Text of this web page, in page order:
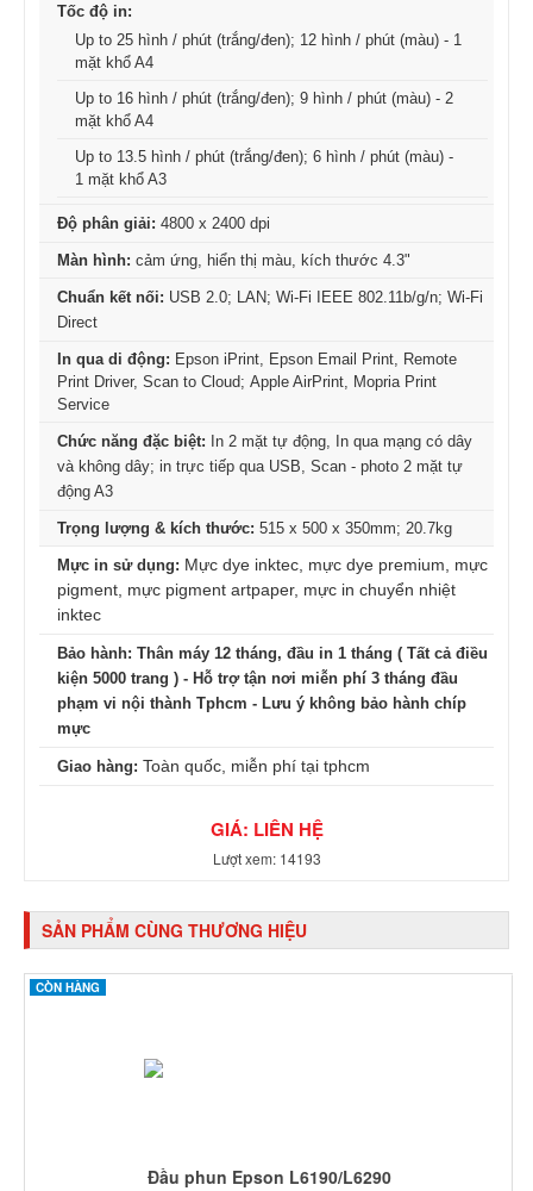
Tốc độ in:
Up to 25 hình / phút (trắng/đen); 12 hình / phút (màu) - 1
mặt khổ A4
Up to 16 hình / phút (trắng/đen); 9 hình / phút (màu) - 2
mặt khổ A4
Up to 13.5 hình / phút (trắng/đen); 6 hình / phút (màu) -
1 mặt khổ A3
Độ phân giải: 4800 x 2400 dpi
Màn hình: cảm ứng, hiển thị màu, kích thước 4.3"
Chuẩn kết nối: USB 2.0; LAN; Wi-Fi IEEE 802.11b/g/n; Wi-Fi
Direct
In qua di động: Epson iPrint, Epson Email Print, Remote
Print Driver, Scan to Cloud; Apple AirPrint, Mopria Print
Service
Chức năng đặc biệt: In 2 mặt tự động, In qua mạng có dây
và không dây; in trực tiếp qua USB, Scan - photo 2 mặt tự
động A3
Trọng lượng & kích thước: 515 x 500 x 350mm; 20.7kg
Mực in sử dụng: Mực dye inktec, mực dye premium, mực
pigment, mực pigment artpaper, mực in chuyển nhiệt
inktec
Bảo hành: Thân máy 12 tháng, đầu in 1 tháng ( Tất cả điều
kiện 5000 trang ) - Hỗ trợ tận nơi miễn phí 3 tháng đầu
phạm vi nội thành Tphcm - Lưu ý không bảo hành chíp
mực
Giao hàng: Toàn quốc, miễn phí tại tphcm
GIÁ: LIÊN HỆ
Lượt xem: 14193
SẢN PHẨM CÙNG THƯƠNG HIỆU
CÒN HÀNG
Đầu phun Epson L6190/L6290